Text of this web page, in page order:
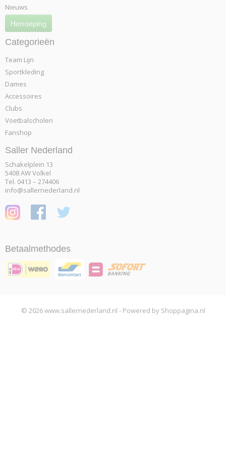
Nieuws
Herroeping
Categorieën
Team Lijn
Sportkleding
Dames
Accessoires
Clubs
Voetbalscholen
Fanshop
Saller Nederland
Schakelplein 13
5408 AW Volkel
Tel. 0413 – 274406
info@sallernederland.nl
Betaalmethodes
© 2026 www.sallernederland.nl - Powered by Shoppagina.nl